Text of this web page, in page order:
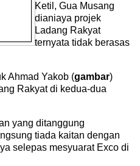
Ketil, Gua Musang
dianiaya projek
Ladang Rakyat
ternyata tidak berasas
Ahmad Yakob (gambar)
Rakyat di kedua-dua
yang ditanggung
tiada kaitan dengan
selepas mesyuarat Exco di